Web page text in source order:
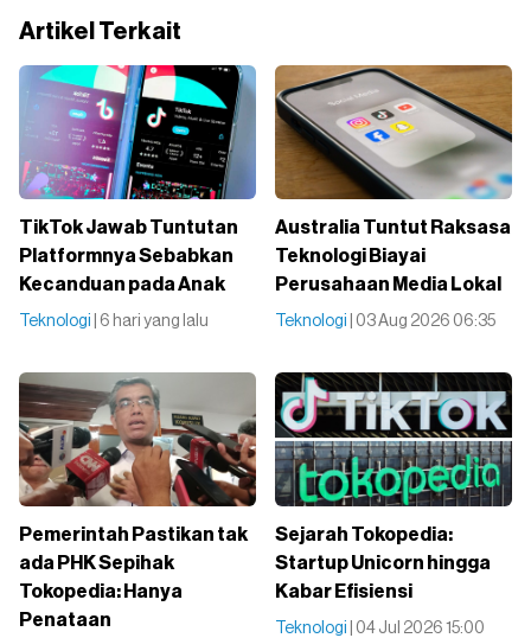
Artikel Terkait
TikTok Jawab Tuntutan
Platformnya Sebabkan
Kecanduan pada Anak
Teknologi | 6 hari yang lalu
Australia Tuntut Raksasa
Teknologi Biayai
Perusahaan Media Lokal
Teknologi | 03 Aug 2026 06:35
Pemerintah Pastikan tak
ada PHK Sepihak
Tokopedia: Hanya
Penataan
Sejarah Tokopedia:
Startup Unicorn hingga
Kabar Efisiensi
Teknologi | 04 Jul 2026 15:00